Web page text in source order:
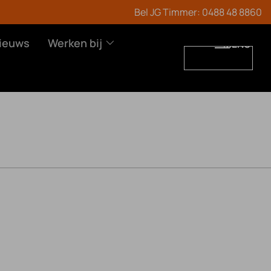
Bel JG Timmer: 0488 48 8860
Werken bij MENU